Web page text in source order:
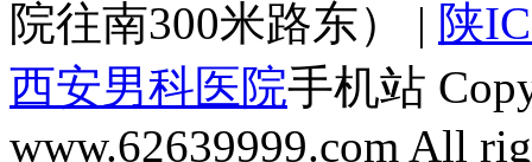
院往南300米路东） | 陕
西安男科医院手机站
www.62639999.com All